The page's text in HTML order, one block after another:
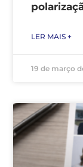
LER MAIS +
19 de março